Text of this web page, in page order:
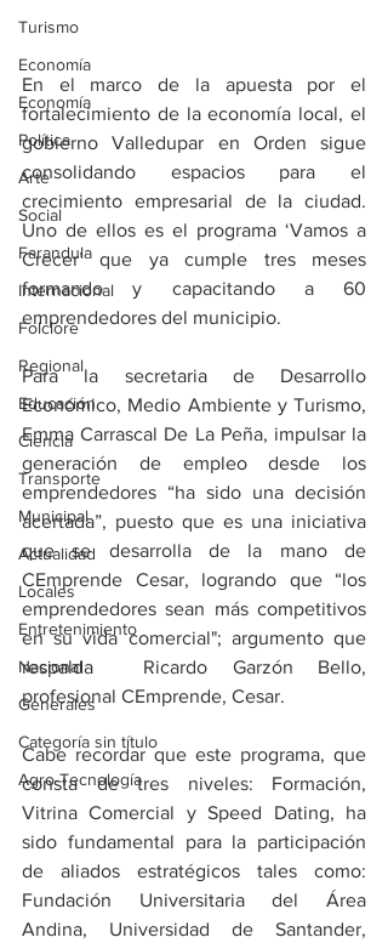
Turismo
Economía
Economía
Política
Arte
Social
Farandula
Internacional
Folclore
Regional
Educación
Ciencia
Transporte
Municipal
Actualidad
Locales
Entretenimiento
Nacional
Generales
Categoría sin título
Agro-Tecnología
En el marco de la apuesta por el
fortalecimiento de la economía local, el
gobierno Valledupar en Orden sigue
consolidando espacios para el
crecimiento empresarial de la ciudad.
Uno de ellos es el programa ‘Vamos a
Crecer’ que ya cumple tres meses
formando y capacitando a 60
emprendedores del municipio.
Para la secretaria de Desarrollo
Económico, Medio Ambiente y Turismo,
Emma Carrascal De La Peña, impulsar la
generación de empleo desde los
emprendedores “ha sido una decisión
acertada”, puesto que es una iniciativa
que se desarrolla de la mano de
CEmprende Cesar, logrando que “los
emprendedores sean más competitivos
en su vida comercial"; argumento que
respalda  Ricardo Garzón Bello,
profesional CEmprende, Cesar.
Cabe recordar que este programa, que
consta de tres niveles: Formación,
Vitrina Comercial y Speed Dating, ha
sido fundamental para la participación
de aliados estratégicos tales como:
Fundación Universitaria del Área
Andina, Universidad de Santander,